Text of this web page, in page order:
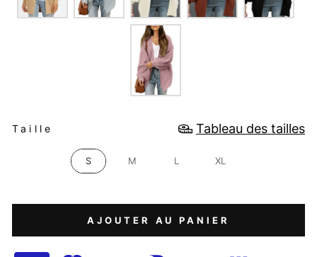
Taille Tableau des tailles
S M L XL
AJOUTER AU PANIER